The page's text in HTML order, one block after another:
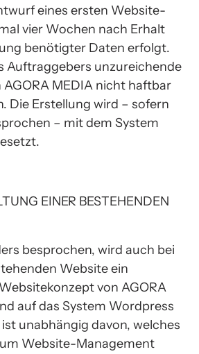
eines ersten Website-
vier Wochen nach Erhalt
benötigter Daten erfolgt.
Auftraggebers unzureichende
AGORA MEDIA nicht haftbar
Die Erstellung wird – sofern
– mit dem System
EINER BESTEHENDEN
besprochen, wird auch bei
Website ein
von AGORA
auf das System Wordpress
unabhängig davon, welches
Website-Management